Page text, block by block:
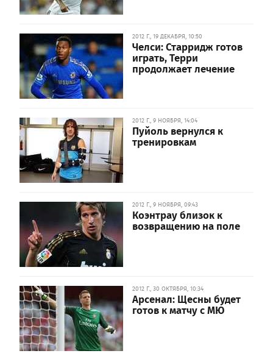
2012 Г., 19 ДЕКАБРЯ, 10:50
Челси: Старридж готов
играть, Терри
продолжает лечение
2012 Г., 9 НОЯБРЯ, 14:04
Пуйоль вернулся к
тренировкам
2012 Г., 9 НОЯБРЯ, 09:43
Коэнтрау близок к
возвращению на поле
2012 Г., 30 ОКТЯБРЯ, 10:34
Арсенал: Щесны будет
готов к матчу с МЮ